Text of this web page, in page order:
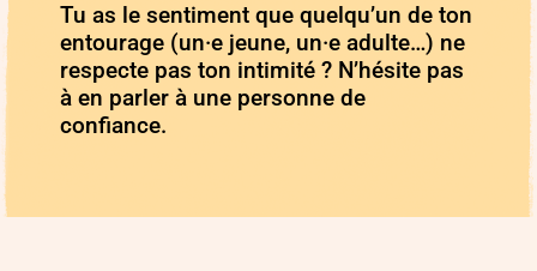
Tu as le sentiment que quelqu’un de ton
entourage (un·e jeune, un·e adulte…) ne
respecte pas ton intimité ? N’hésite pas
à en parler à une personne de
confiance.